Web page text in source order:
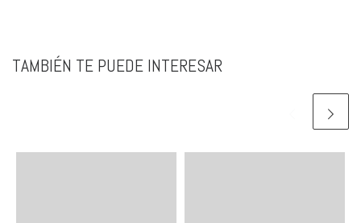
TAMBIÉN TE PUEDE INTERESAR